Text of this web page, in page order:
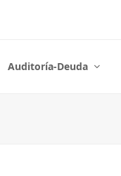
Auditoría-Deuda